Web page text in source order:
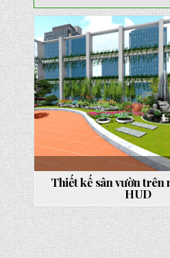
Posted
in
Thiết kế sân vườn trên
HUD